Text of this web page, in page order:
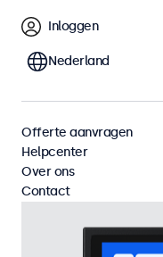
compacte stabiele
met een brede
Filter (1)
Desktop 7 inch
Inloggen
Nederland
Offerte aanvragen
Helpcenter
Over ons
Contact